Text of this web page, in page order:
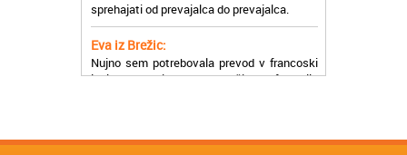
Eva iz Brežic:
Nujno sem potrebovala prevod v francoski
jezik, na spletu sem našla Oxford, jih
poklicala in v roku nekaj ur sem po
Zoran iz Velenja: